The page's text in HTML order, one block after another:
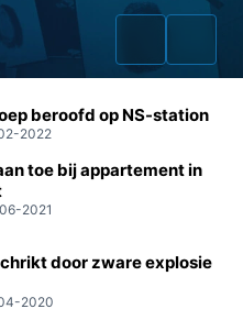
beroofd op NS-station
2022
toe bij appartement in
2021
door zware explosie
2020